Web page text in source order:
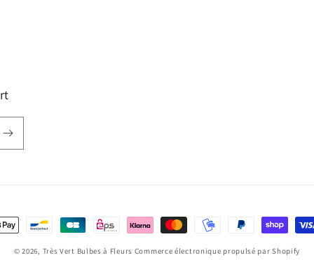
© 2026, Très Vert Bulbes à Fleurs Commerce électronique propulsé par Shopify